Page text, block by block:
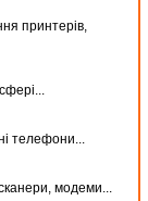
принтерів,
телефони...
модеми...